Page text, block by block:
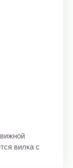
вилка с